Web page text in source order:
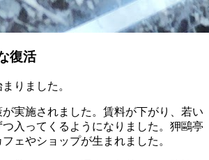
復活
りました。
が実施されました。賃料が下がり、若い
入ってくるようになりました。狎鷗亭
ェやショップが生まれました。